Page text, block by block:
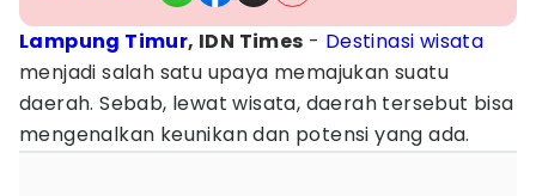
Lampung Timur, IDN Times - Destinasi wisata
menjadi salah satu upaya memajukan suatu
daerah. Sebab, lewat wisata, daerah tersebut bisa
mengenalkan keunikan dan potensi yang ada.